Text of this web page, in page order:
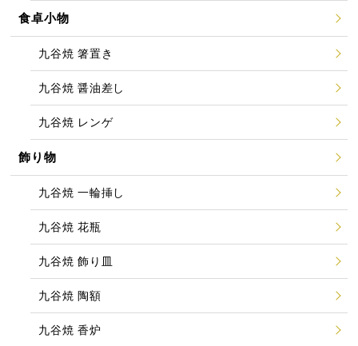
食卓小物
九谷焼 箸置き
九谷焼 醤油差し
九谷焼 レンゲ
飾り物
九谷焼 一輪挿し
九谷焼 花瓶
九谷焼 飾り皿
九谷焼 陶額
九谷焼 香炉